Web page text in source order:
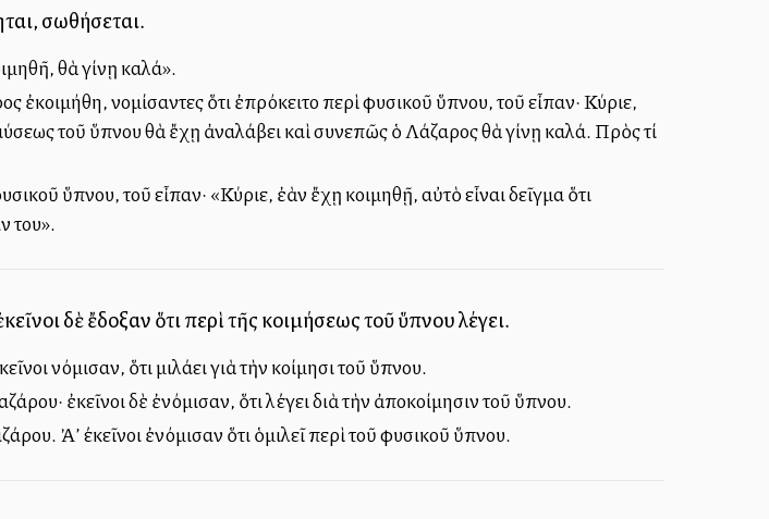
σωθήσεται.
θὰ γίνῃ καλά».
ἐκοιμήθη, νομίσαντες ὅτι ἐπρόκειτο περὶ φυσικοῦ ὕπνου, τοῦ εἶπαν· Κύριε,
τοῦ ὕπνου θὰ ἔχῃ ἀναλάβει καὶ συνεπῶς ὁ Λάζαρος θὰ γίνῃ καλά. Πρὸς τί
ὕπνου, τοῦ εἶπαν· «Κύριε, ἐὰν ἔχῃ κοιμηθῇ, αὐτὸ εἶναι δεῖγμα ὅτι
του».
δὲ ἔδοξαν ὅτι περὶ τῆς κοιμήσεως τοῦ ὕπνου λέγει.
νόμισαν, ὅτι μιλάει γιὰ τὴν κοίμησι τοῦ ὕπνου.
ἐκεῖνοι δὲ ἐνόμισαν, ὅτι λέγει διὰ τὴν ἀποκοίμησιν τοῦ ὕπνου.
Ἀλλ’ έκεῖνοι ἐνόμισαν ὅτι ὁμιλεῖ περὶ τοῦ φυσικοῦ ὕπνου.